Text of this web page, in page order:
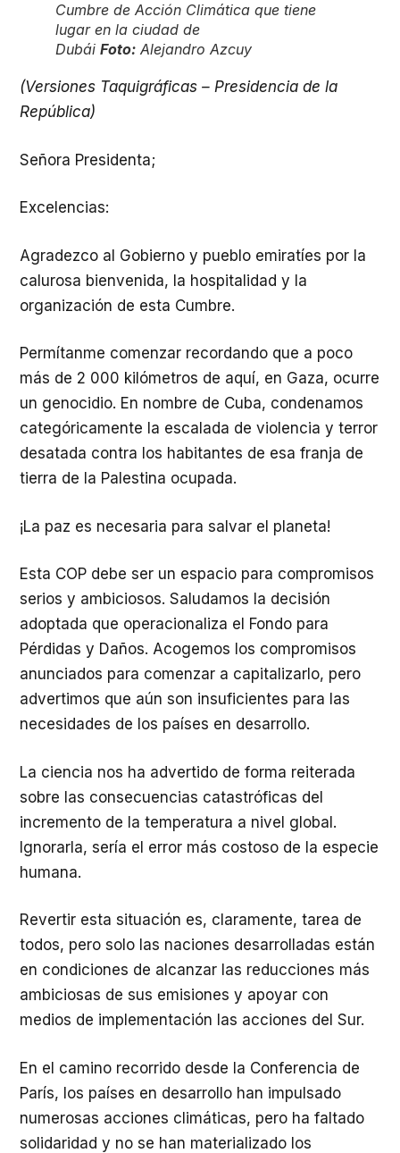
Cumbre de Acción Climática que tiene
lugar en la ciudad de
Dubái Foto: Alejandro Azcuy
(Versiones Taquigráficas – Presidencia de la
República)
Señora Presidenta;
Excelencias:
Agradezco al Gobierno y pueblo emiratíes por la
calurosa bienvenida, la hospitalidad y la
organización de esta Cumbre.
Permítanme comenzar recordando que a poco
más de 2 000 kilómetros de aquí, en Gaza, ocurre
un genocidio. En nombre de Cuba, condenamos
categóricamente la escalada de violencia y terror
desatada contra los habitantes de esa franja de
tierra de la Palestina ocupada.
¡La paz es necesaria para salvar el planeta!
Esta COP debe ser un espacio para compromisos
serios y ambiciosos. Saludamos la decisión
adoptada que operacionaliza el Fondo para
Pérdidas y Daños. Acogemos los compromisos
anunciados para comenzar a capitalizarlo, pero
advertimos que aún son insuficientes para las
necesidades de los países en desarrollo.
La ciencia nos ha advertido de forma reiterada
sobre las consecuencias catastróficas del
incremento de la temperatura a nivel global.
Ignorarla, sería el error más costoso de la especie
humana.
Revertir esta situación es, claramente, tarea de
todos, pero solo las naciones desarrolladas están
en condiciones de alcanzar las reducciones más
ambiciosas de sus emisiones y apoyar con
medios de implementación las acciones del Sur.
En el camino recorrido desde la Conferencia de
París, los países en desarrollo han impulsado
numerosas acciones climáticas, pero ha faltado
solidaridad y no se han materializado los